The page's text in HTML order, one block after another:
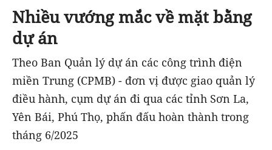
Nhiều vướng mắc về mặt bằng
dự án
Theo Ban Quản lý dự án các công trình điện
miền Trung (CPMB) - đơn vị được giao quản lý
điều hành, cụm dự án đi qua các tỉnh Sơn La,
Yên Bái, Phú Thọ, phấn đấu hoàn thành trong
tháng 6/2025